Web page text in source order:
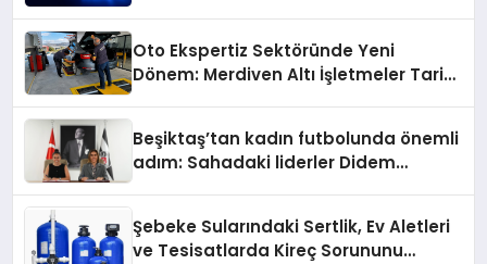
Oto Ekspertiz Sektöründe Yeni
Dönem: Merdiven Altı İşletmeler Tarih
Beşiktaş’tan kadın futbolunda önemli
adım: Sahadaki liderler Didem
Şebeke Sularındaki Sertlik, Ev Aletleri
ve Tesisatlarda Kireç Sorununu